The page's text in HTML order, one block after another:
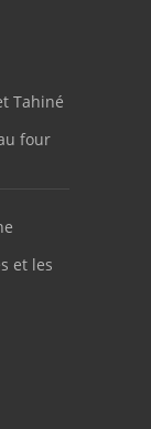
Tahiné
four
et les